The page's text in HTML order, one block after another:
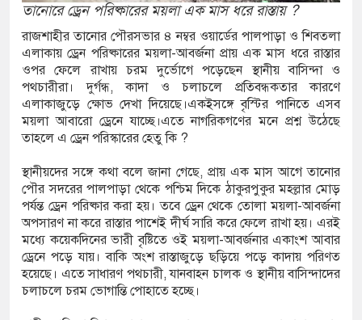
ইয়ুথ চেঞ্জমেকার্স নেটওয়ার্কের উদ্যোগে
ও চারা বিতরণ কর্মসূচির উদ্বোধন
আক্রান্ত অসহায় রোগীর পাশে পুঠিয়ার এসিল্যান্ড
পরিচয়ে দুইজন আটক, আবারও
‘মতিউর’! সন্দেহজনক চলাফেরায় প্রশ্ন
অনুমোদনহীন দই, মিষ্টি ও ঘি বিক্রেতাকে
তানোরে ড্রেন পরিষ্কারের ময়লা এক মাস ধরে রাস্তায় ?
রাজশাহীর তানোর পৌরসভার ৪ নম্বর ওয়ার্ডের পালপাড়া ও শিবতলা
এলাকায় ড্রেন পরিষ্কারের ময়লা-আবর্জনা প্রায় এক মাস ধরে রাস্তার
ওপর ফেলে রাখায় চরম দুর্ভোগে পড়েছেন স্থানীয় বাসিন্দা ও
পথচারীরা। দুর্গন্ধ, কাদা ও চলাচলে প্রতিবন্ধকতার কারণে
এলাকাজুড়ে ক্ষোভ দেখা দিয়েছে।একইসঙ্গে বৃস্টির পানিতে এসব
ময়লা আবারো ড্রেনে যাচ্ছে।এতে নাগরিকগণের মনে প্রশ্ন উঠেছে
তাহলে এ ড্রেন পরিস্কারের হেতু কি ?
স্থানীয়দের সঙ্গে কথা বলে জানা গেছে, প্রায় এক মাস আগে তানোর
পৌর সদরের পালপাড়া থেকে পশ্চিম দিকে ঠাকুরপুকুর মহল্লার মোড়
পর্যন্ত ড্রেন পরিষ্কার করা হয়। তবে ড্রেন থেকে তোলা ময়লা-আবর্জনা
অপসারণ না করে রাস্তার পাশেই দীর্ঘ সারি করে ফেলে রাখা হয়। এরই
মধ্যে কয়েকদিনের ভারী বৃষ্টিতে ওই ময়লা-আবর্জনার একাংশ আবার
ড্রেনে পড়ে যায়। বাকি অংশ রাস্তাজুড়ে ছড়িয়ে পড়ে কাদায় পরিণত
হয়েছে। এতে সাধারণ পথচারী, যানবাহন চালক ও স্থানীয় বাসিন্দাদের
চলাচলে চরম ভোগান্তি পোহাতে হচ্ছে।